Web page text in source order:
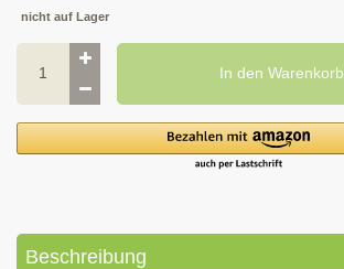
nicht auf Lager
In den Warenkorb
Beschreibung